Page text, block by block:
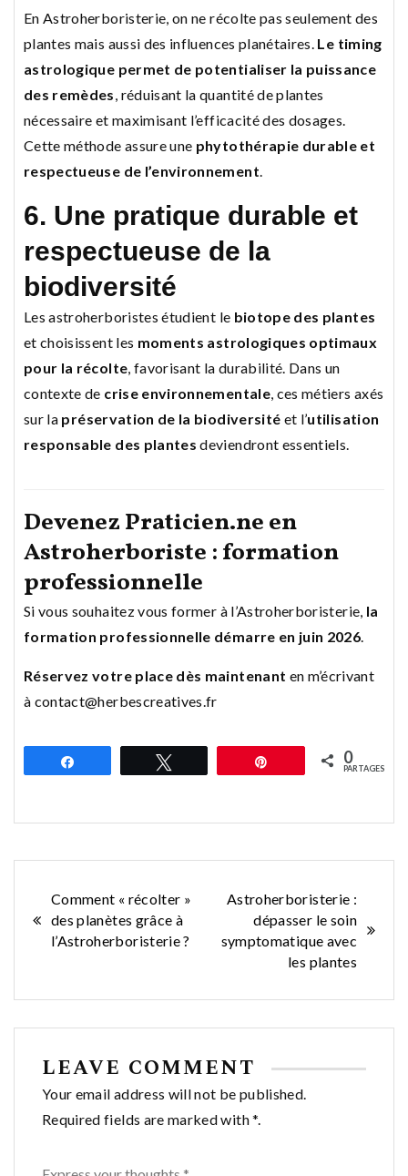
En Astroherboristerie, on ne récolte pas seulement des
plantes mais aussi des influences planétaires. Le timing
astrologique permet de potentialiser la puissance
des remèdes, réduisant la quantité de plantes
nécessaire et maximisant l’efficacité des dosages.
Cette méthode assure une phytothérapie durable et
respectueuse de l’environnement.
6. Une pratique durable et
respectueuse de la
biodiversité
Les astroherboristes étudient le biotope des plantes
et choisissent les moments astrologiques optimaux
pour la récolte, favorisant la durabilité. Dans un
contexte de crise environnementale, ces métiers axés
sur la préservation de la biodiversité et l’utilisation
responsable des plantes deviendront essentiels.
Devenez Praticien.ne en
Astroherboriste : formation
professionnelle
Si vous souhaitez vous former à l’Astroherboristerie, la
formation professionnelle démarre en juin 2026.
Réservez votre place dès maintenant en m’écrivant
à contact@herbescreatives.fr
Épingle 0
PARTAGES
Navigation
de
Comment « récolter »
des planètes grâce à
l’Astroherboristerie ?
Astroherboristerie :
dépasser le soin
symptomatique avec
les plantes
LEAVE COMMENT
Your email address will not be published.
Required fields are marked with *.